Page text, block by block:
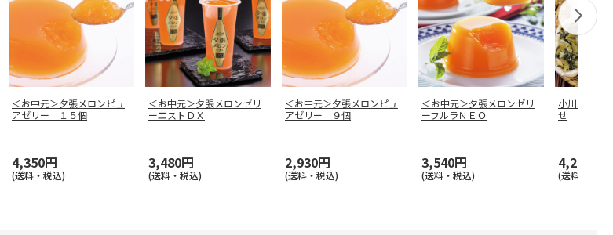
＜お中元＞夕張メロンピュ
アゼリー １５個
4,350円
(送料・税込)
＜お中元＞夕張メロンゼリ
ーエストＤＸ
3,480円
(送料・税込)
＜お中元＞夕張メロンピュ
アゼリー ９個
2,930円
(送料・税込)
＜お中元＞夕張メロンゼリ
ーフルラＮＥＯ
3,540円
(送料・税込)
小川の庄
せ
4,290円
(送料・税込)